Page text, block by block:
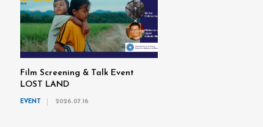
Film Screening & Talk Event
LOST LAND
EVENT 2026.07.16